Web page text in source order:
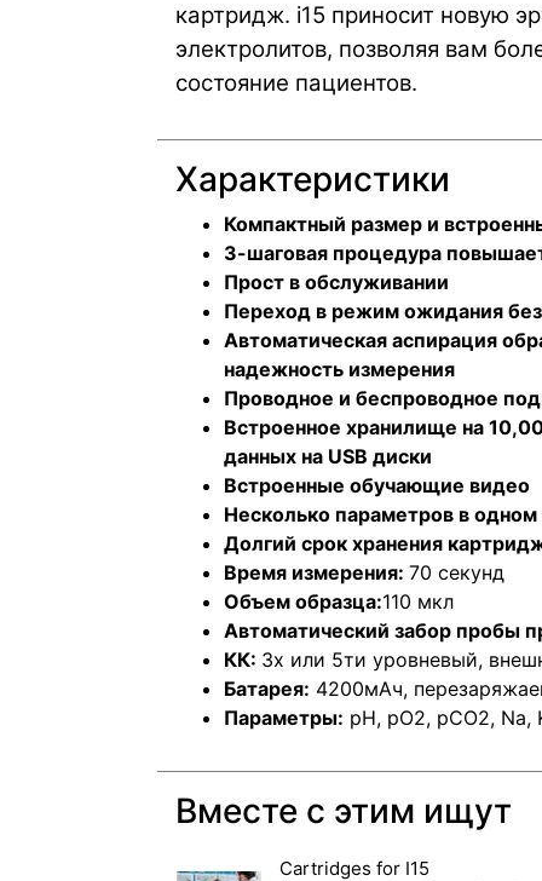
картридж. i15 приносит новую
электролитов, позволяя вам
состояние пациентов.
Характеристики
Компактный размер и
3-шаговая процедура
Прост в обслуживании
Переход в режим ожидания
Автоматическая аспирация
надежность измерения
Проводное и беспроводное
Встроенное хранилище на
данных на USB диски
Встроенные обучающие видео
Несколько параметров в
Долгий срок хранения
Время измерения: 70 секунд
Объем образца:110 мкл
Автоматический забор пробы
КК: 3х или 5ти уровневый,
Батарея: 4200мАч,
Параметры: рН, рО2, рСО2, Na,
Вместе с этим ищут
Cartridges for I15